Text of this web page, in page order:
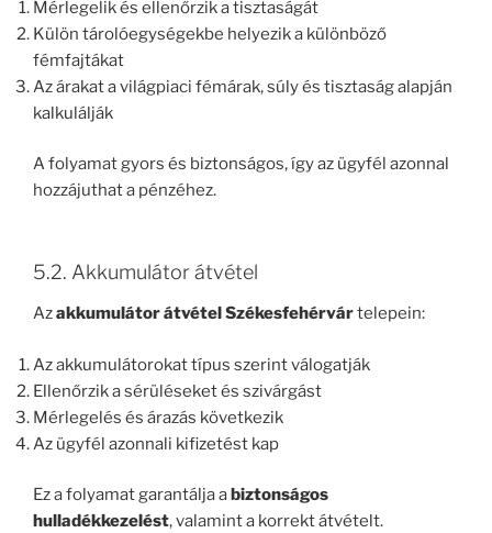
Mérlegelik és ellenőrzik a tisztaságát
Külön tárolóegységekbe helyezik a különböző
fémfajtákat
Az árakat a világpiaci fémárak, súly és tisztaság alapján
kalkulálják
A folyamat gyors és biztonságos, így az ügyfél azonnal
hozzájuthat a pénzéhez.
5.2. Akkumulátor átvétel
Azakkumulátor átvétel Székesfehérvártelepein:
Az akkumulátorokat típus szerint válogatják
Ellenőrzik a sérüléseket és szivárgást
Mérlegelés és árazás következik
Az ügyfél azonnali kifizetést kap
Ez a folyamat garantálja abiztonságos
hulladékkezelést, valamint a korrekt átvételt.